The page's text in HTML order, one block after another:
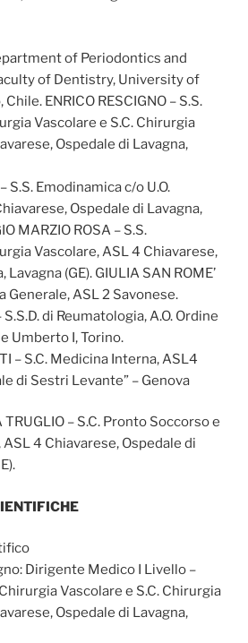
of Periodontics and
of Dentistry, University of
ENRICO RESCIGNO – S.S.
Vascolare e S.C. Chirurgia
Ospedale di Lavagna,
S.S. Emodinamica c/o U.O.
Ospedale di Lavagna,
MARZIO ROSA – S.S.
Vascolare, ASL 4 Chiavarese,
(GE). GIULIA SAN ROME’
Generale, ASL 2 Savonese.
di Reumatologia, A.O. Ordine
Umberto I, Torino.
– S.C. Medicina Interna, ASL4
di Sestri Levante” – Genova
TRUGLIO – S.C. Pronto Soccorso e
ASL 4 Chiavarese, Ospedale di
Dirigente Medico I Livello –
Vascolare e S.C. Chirurgia
Ospedale di Lavagna,